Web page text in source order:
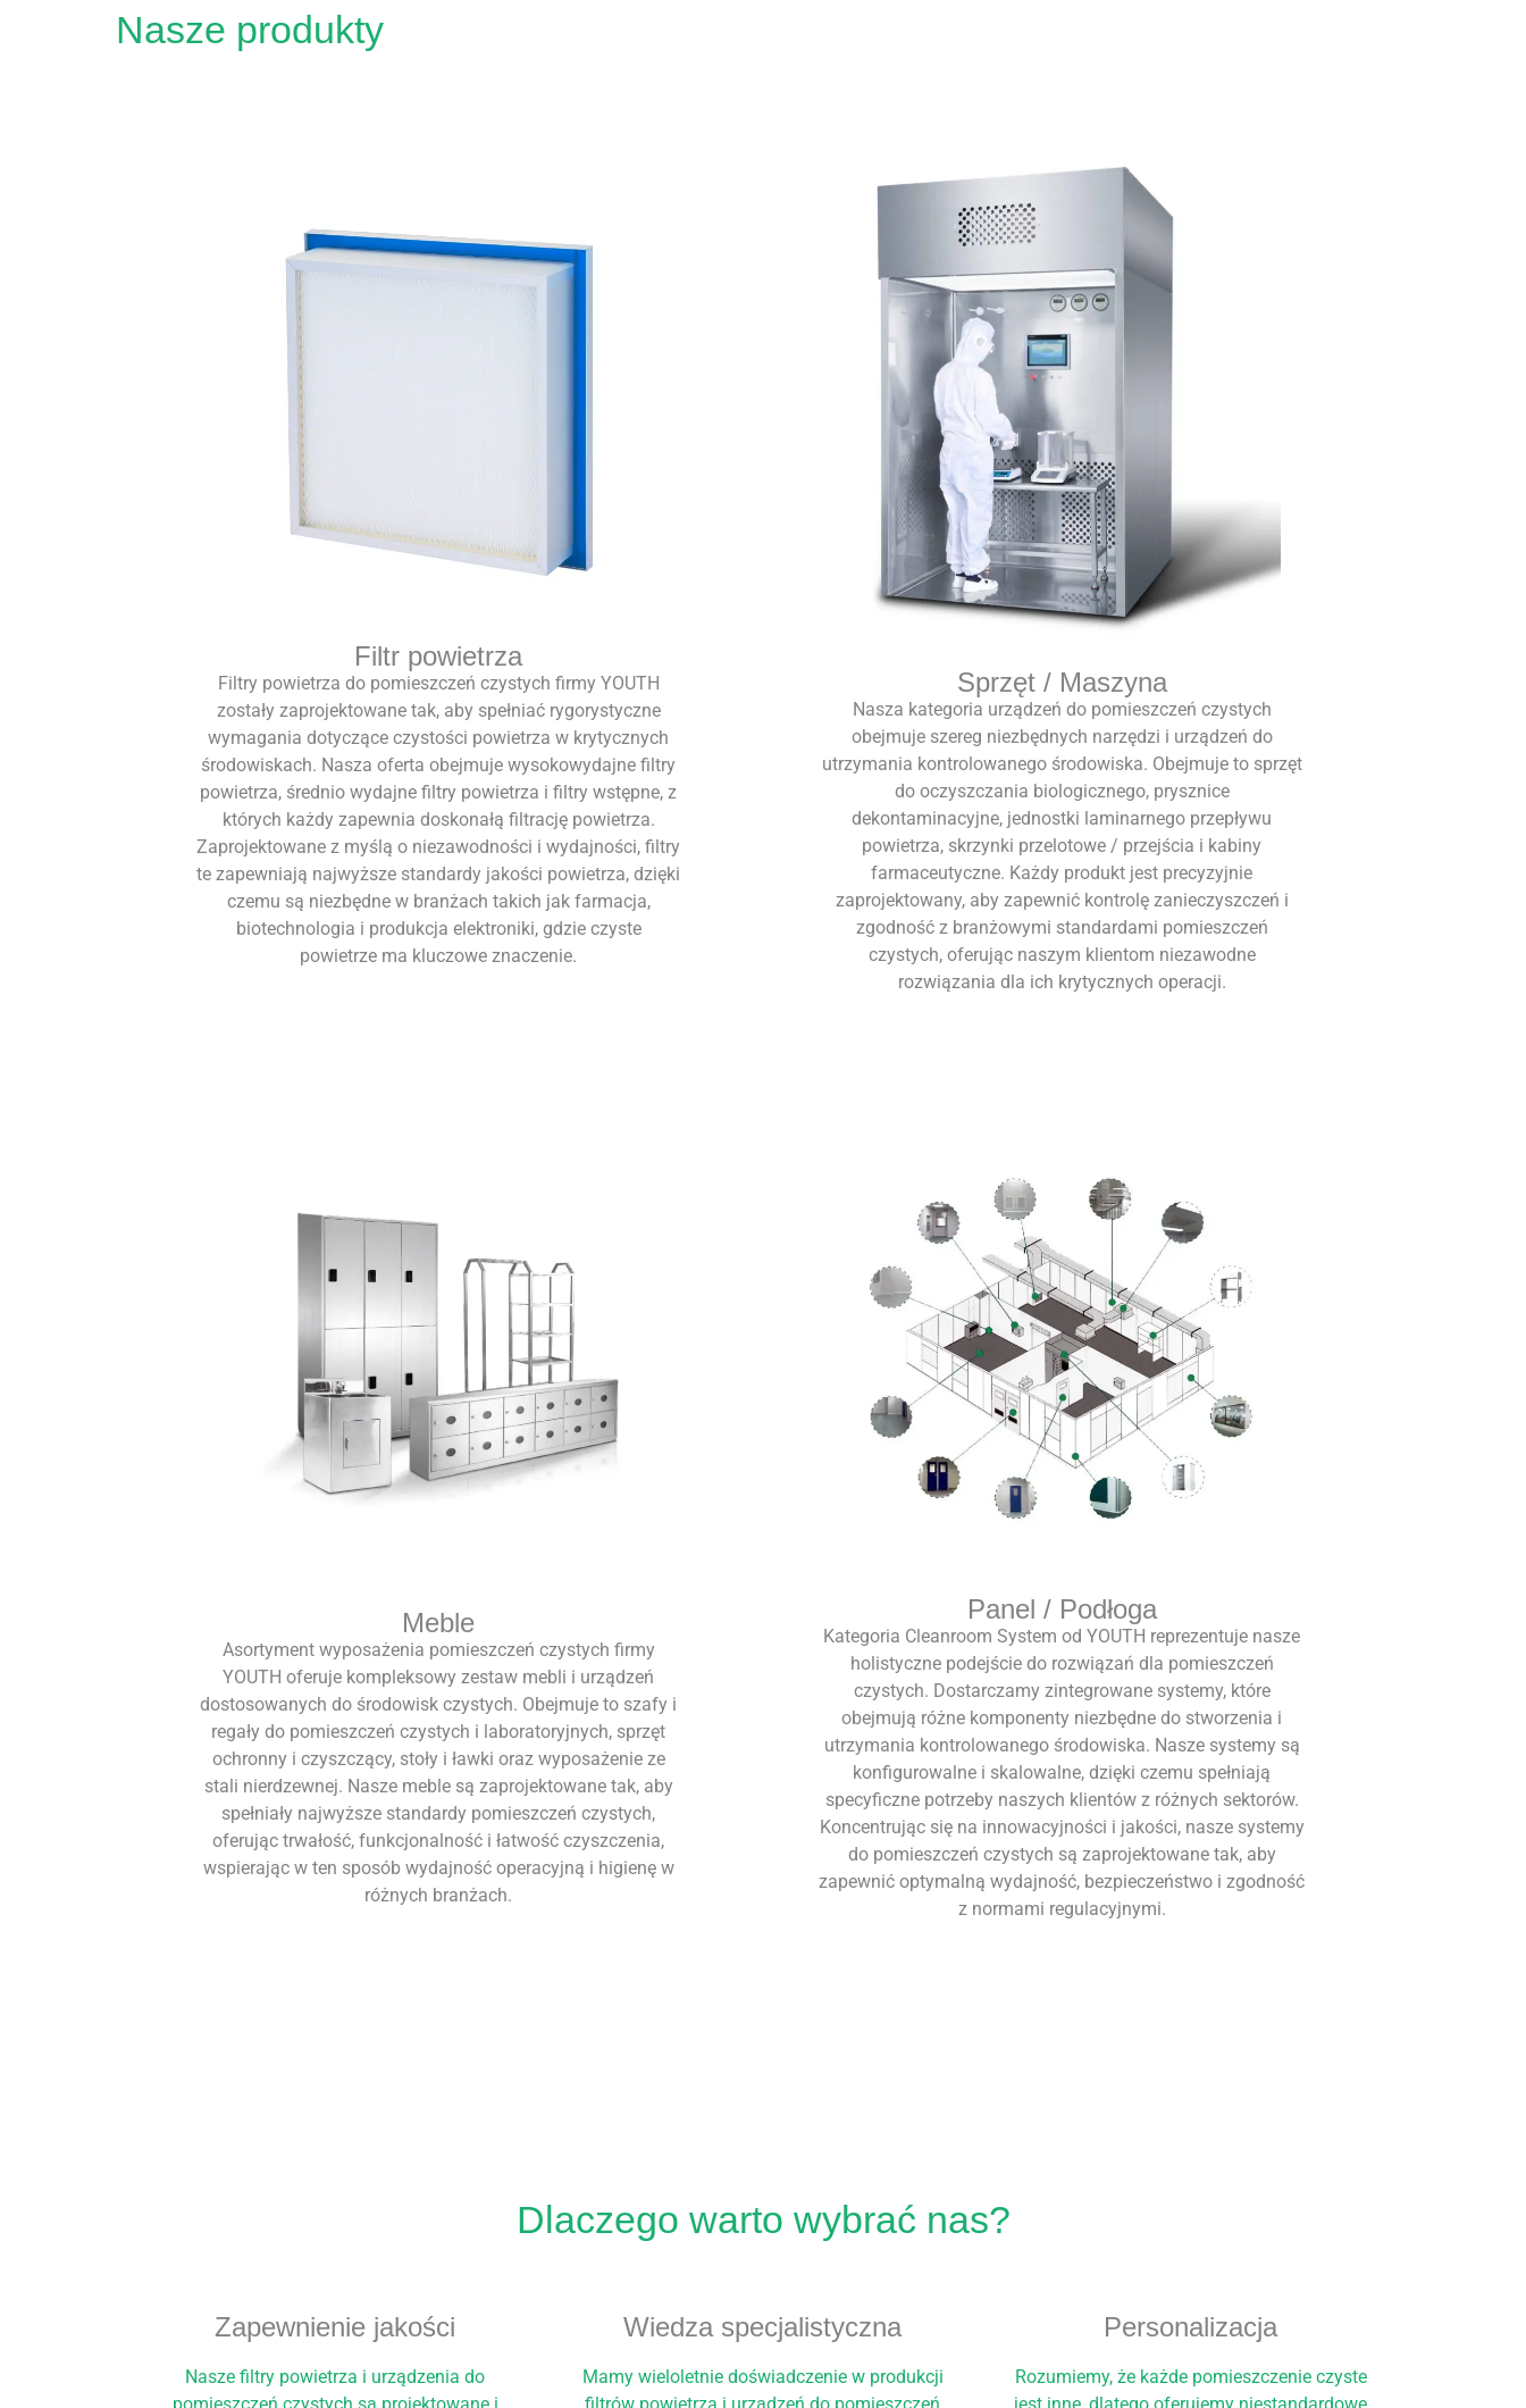
Nasze produkty
Filtr powietrza
Filtry powietrza do pomieszczeń czystych firmy YOUTH
zostały zaprojektowane tak, aby spełniać rygorystyczne
wymagania dotyczące czystości powietrza w krytycznych
środowiskach. Nasza oferta obejmuje wysokowydajne filtry
powietrza, średnio wydajne filtry powietrza i filtry wstępne, z
których każdy zapewnia doskonałą filtrację powietrza.
Zaprojektowane z myślą o niezawodności i wydajności, filtry
te zapewniają najwyższe standardy jakości powietrza, dzięki
czemu są niezbędne w branżach takich jak farmacja,
biotechnologia i produkcja elektroniki, gdzie czyste
powietrze ma kluczowe znaczenie.
Sprzęt / Maszyna
Nasza kategoria urządzeń do pomieszczeń czystych
obejmuje szereg niezbędnych narzędzi i urządzeń do
utrzymania kontrolowanego środowiska. Obejmuje to sprzęt
do oczyszczania biologicznego, prysznice
dekontaminacyjne, jednostki laminarnego przepływu
powietrza, skrzynki przelotowe / przejścia i kabiny
farmaceutyczne. Każdy produkt jest precyzyjnie
zaprojektowany, aby zapewnić kontrolę zanieczyszczeń i
zgodność z branżowymi standardami pomieszczeń
czystych, oferując naszym klientom niezawodne
rozwiązania dla ich krytycznych operacji.
Meble
Asortyment wyposażenia pomieszczeń czystych firmy
YOUTH oferuje kompleksowy zestaw mebli i urządzeń
dostosowanych do środowisk czystych. Obejmuje to szafy i
regały do pomieszczeń czystych i laboratoryjnych, sprzęt
ochronny i czyszczący, stoły i ławki oraz wyposażenie ze
stali nierdzewnej. Nasze meble są zaprojektowane tak, aby
spełniały najwyższe standardy pomieszczeń czystych,
oferując trwałość, funkcjonalność i łatwość czyszczenia,
wspierając w ten sposób wydajność operacyjną i higienę w
różnych branżach.
Panel / Podłoga
Kategoria Cleanroom System od YOUTH reprezentuje nasze
holistyczne podejście do rozwiązań dla pomieszczeń
czystych. Dostarczamy zintegrowane systemy, które
obejmują różne komponenty niezbędne do stworzenia i
utrzymania kontrolowanego środowiska. Nasze systemy są
konfigurowalne i skalowalne, dzięki czemu spełniają
specyficzne potrzeby naszych klientów z różnych sektorów.
Koncentrując się na innowacyjności i jakości, nasze systemy
do pomieszczeń czystych są zaprojektowane tak, aby
zapewnić optymalną wydajność, bezpieczeństwo i zgodność
z normami regulacyjnymi.
Dlaczego warto wybrać nas?
Zapewnienie jakości
Nasze filtry powietrza i urządzenia do
Wiedza specjalistyczna
Mamy wieloletnie doświadczenie w produkcji
Personalizacja
Rozumiemy, że każde pomieszczenie czyste